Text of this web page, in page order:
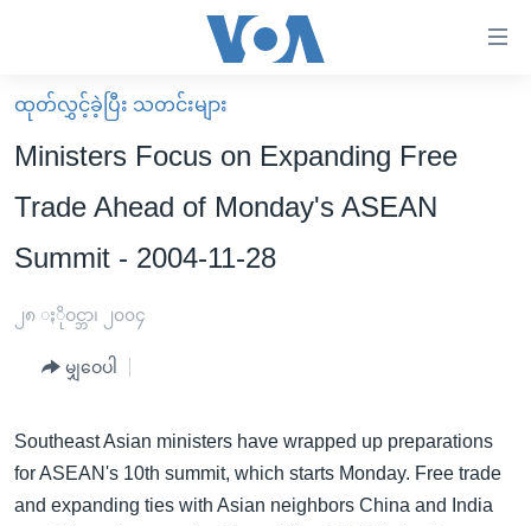
လွယ်ကူ
စေ
သည့်
များ
ပင်မ
ကြည့်
ရန်
ပင်မ
မူလစာမျက်နှာ
မြန်မာ
ကမ္ဘာ့သတင်းများ
နိုင်ငံတကာ
အစ္စရေး-ပါလက်စတိုင်း
ဗွီဒီယို
အင်္ဂလိပ်စာလေ့လာမယ်
မကြေးမုံရဲ့ အင်္ဂလိပ်စာ
ရုပ်ရှင်ထဲက အင်္ဂလိပ်စာ
ရေဒီယို
တီဗွီ
ရေဒီယိုနှင့်ရုပ်သံ အချက်အလက်များ
ရေဒီယို/တီဗွီအစီအစဉ်
ထုတ်လွှင့်ခဲ့ပြီး သတင်းများ
Ministers Focus on Expanding Free
Trade Ahead of Monday's ASEAN
Summit - 2004-11-28
၂၈ ႏိုဝင္ဘာ၊ ၂၀၀၄
မျှဝေပါ
Southeast Asian ministers have wrapped up preparations
for ASEAN's 10th summit, which starts Monday. Free trade
and expanding ties with Asian neighbors China and India